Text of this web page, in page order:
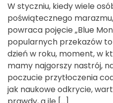
W styczniu, kiedy wiele
poświątecznego
powraca pojęcie „Blue
popularnych przekazów
dzień w roku, moment, w
mamy najgorszy nastrój,
poczucie przytłoczenia
jak naukowe odkrycie,